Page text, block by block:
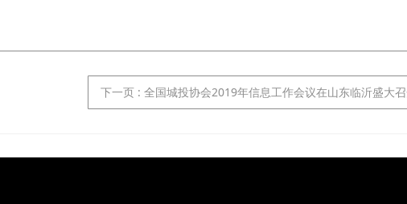
下一页 : 全国城投协会2019年信息工作会议在山东临沂盛大召开 中国城盟控股集团